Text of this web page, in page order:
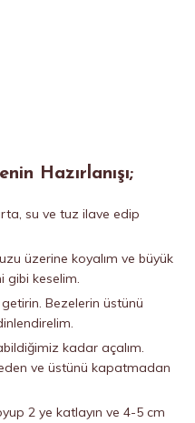
Hazırlanışı;
su ve tuz ilave edip
üzerine koyalım ve büyük
gibi keselim.
Bezelerin üstünü
kadar açalım.
ve üstünü kapatmadan
2 ye katlayın ve 4-5 cm